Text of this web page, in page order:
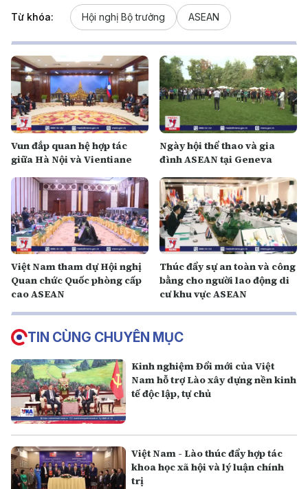
Từ khóa: Hội nghị Bộ trưởng ASEAN
Vun đắp quan hệ hợp tác
giữa Hà Nội và Vientiane
Ngày hội thể thao và gia
đình ASEAN tại Geneva
Việt Nam tham dự Hội nghị
Quan chức Quốc phòng cấp
cao ASEAN
Thúc đẩy sự an toàn và công
bằng cho người lao động di
cư khu vực ASEAN
TIN CÙNG CHUYÊN MỤC
Kinh nghiệm Đổi mới của Việt
Nam hỗ trợ Lào xây dựng nền kinh
tế độc lập, tự chủ
Việt Nam - Lào thúc đẩy hợp tác
khoa học xã hội và lý luận chính
trị